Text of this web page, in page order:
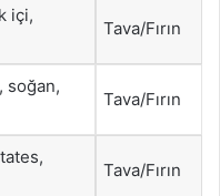
içi,
Tava/Fırın
soğan,
Tava/Fırın
Tava/Fırın